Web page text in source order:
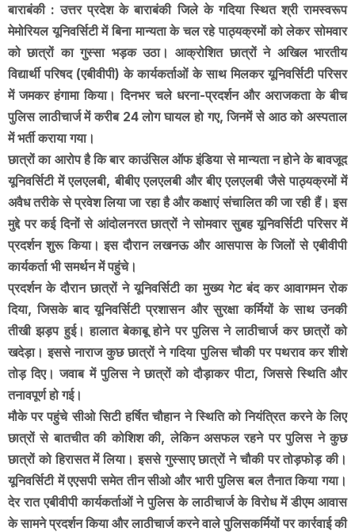
बाराबंकी : उत्तर प्रदेश के बाराबंकी जिले के गदिया स्थित श्री रामस्वरूप
मेमोरियल यूनिवर्सिटी में बिना मान्यता के चल रहे पाठ्यक्रमों को लेकर सोमवार
को छात्रों का गुस्सा भड़क उठा। आक्रोशित छात्रों ने अखिल भारतीय
विद्यार्थी परिषद (एबीवीपी) के कार्यकर्ताओं के साथ मिलकर यूनिवर्सिटी परिसर
में जमकर हंगामा किया। दिनभर चले धरना-प्रदर्शन और अराजकता के बीच
पुलिस लाठीचार्ज में करीब 24 लोग घायल हो गए, जिनमें से आठ को अस्पताल
में भर्ती कराया गया।
छात्रों का आरोप है कि बार काउंसिल ऑफ इंडिया से मान्यता न होने के बावजूद
यूनिवर्सिटी में एलएलबी, बीबीए एलएलबी और बीए एलएलबी जैसे पाठ्यक्रमों में
अवैध तरीके से प्रवेश लिया जा रहा है और कक्षाएं संचालित की जा रही हैं। इस
मुद्दे पर कई दिनों से आंदोलनरत छात्रों ने सोमवार सुबह यूनिवर्सिटी परिसर में
प्रदर्शन शुरू किया। इस दौरान लखनऊ और आसपास के जिलों से एबीवीपी
कार्यकर्ता भी समर्थन में पहुंचे।
प्रदर्शन के दौरान छात्रों ने यूनिवर्सिटी का मुख्य गेट बंद कर आवागमन रोक
दिया, जिसके बाद यूनिवर्सिटी प्रशासन और सुरक्षा कर्मियों के साथ उनकी
तीखी झड़प हुई। हालात बेकाबू होने पर पुलिस ने लाठीचार्ज कर छात्रों को
खदेड़ा। इससे नाराज कुछ छात्रों ने गदिया पुलिस चौकी पर पथराव कर शीशे
तोड़ दिए। जवाब में पुलिस ने छात्रों को दौड़ाकर पीटा, जिससे स्थिति और
तनावपूर्ण हो गई।
मौके पर पहुंचे सीओ सिटी हर्षित चौहान ने स्थिति को नियंत्रित करने के लिए
छात्रों से बातचीत की कोशिश की, लेकिन असफल रहने पर पुलिस ने कुछ
छात्रों को हिरासत में लिया। इससे गुस्साए छात्रों ने चौकी पर तोड़फोड़ की।
यूनिवर्सिटी में एएसपी समेत तीन सीओ और भारी पुलिस बल तैनात किया गया।
देर रात एबीवीपी कार्यकर्ताओं ने पुलिस के लाठीचार्ज के विरोध में डीएम आवास
के सामने प्रदर्शन किया और लाठीचार्ज करने वाले पुलिसकर्मियों पर कार्रवाई की